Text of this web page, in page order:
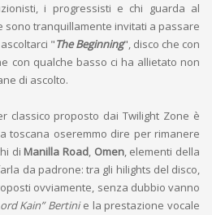
i progressisti e chi guarda al
sono tranquillamente invitati a passare
"The Beginning", disco che con
con qualche basso ci ha allietato non
di ascolto.
classico proposto dai Twilight Zone è
toscana oseremmo dire per rimanere
di Manilla Road, Omen, elementi della
da padrone: tra gli hilights del disco,
ovviamente, senza dubbio vanno
Kain” Bertinie la prestazione vocale